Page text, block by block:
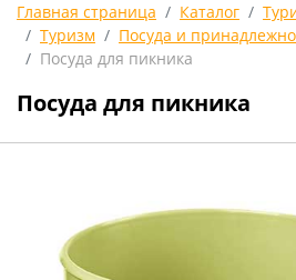
Главная страница Каталог
Туризм
Посуда и
Посуда для пикника
Посуда для пикника